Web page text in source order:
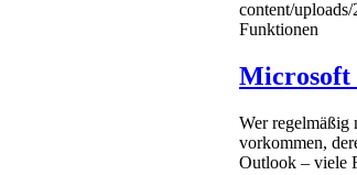
content/
Funktionen
Microsoft
Wer regelmäßig
vorkommen,
Outlook – viele